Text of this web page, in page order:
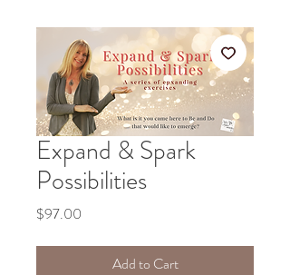
Expand & Spark
Possibilities
$97.00
Add to Cart